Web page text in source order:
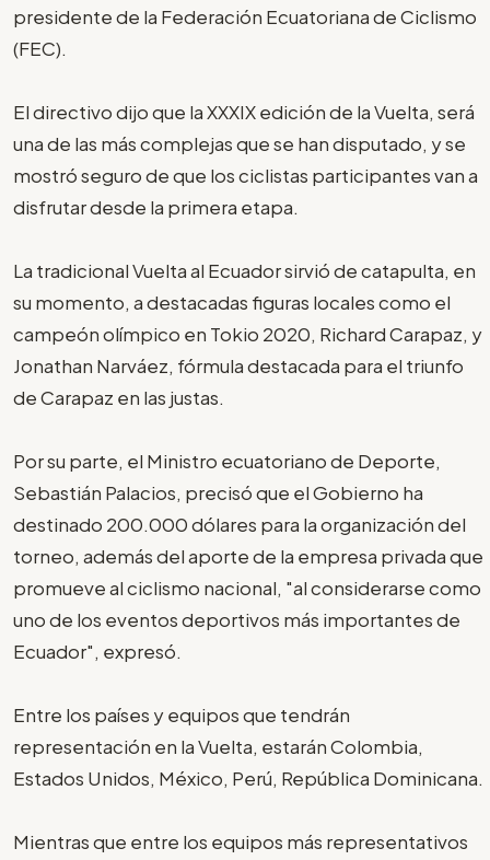
presidente de la Federación Ecuatoriana de Ciclismo
(FEC).
El directivo dijo que la XXXIX edición de la Vuelta, será
una de las más complejas que se han disputado, y se
mostró seguro de que los ciclistas participantes van a
disfrutar desde la primera etapa.
La tradicional Vuelta al Ecuador sirvió de catapulta, en
su momento, a destacadas figuras locales como el
campeón olímpico en Tokio 2020, Richard Carapaz, y
Jonathan Narváez, fórmula destacada para el triunfo
de Carapaz en las justas.
Por su parte, el Ministro ecuatoriano de Deporte,
Sebastián Palacios, precisó que el Gobierno ha
destinado 200.000 dólares para la organización del
torneo, además del aporte de la empresa privada que
promueve al ciclismo nacional, "al considerarse como
uno de los eventos deportivos más importantes de
Ecuador", expresó.
Entre los países y equipos que tendrán
representación en la Vuelta, estarán Colombia,
Estados Unidos, México, Perú, República Dominicana.
Mientras que entre los equipos más representativos